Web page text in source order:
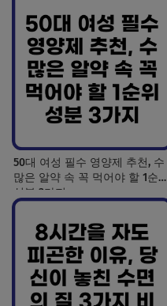
50대 여성 필수 영양제 추천, 수
많은 알약 속 꼭 먹어야 할 1순위
성분 3가지